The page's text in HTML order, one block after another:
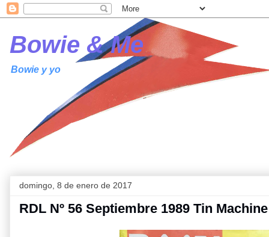
Bowie & Me
Bowie y yo
domingo, 8 de enero de 2017
RDL Nº 56 Septiembre 1989 Tin Machine